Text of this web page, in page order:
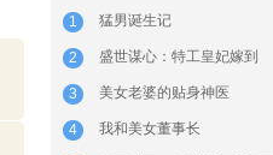
1 猛男诞生记
2 盛世谋心：特工皇妃嫁到
3 美女老婆的贴身神医
4 我和美女董事长